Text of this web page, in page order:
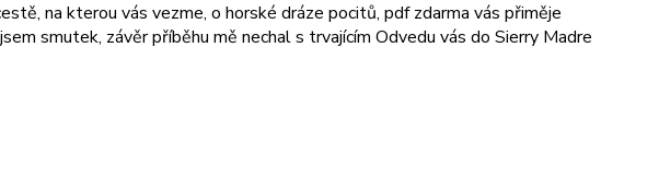
na kterou vás vezme, o horské dráze pocitů, pdf zdarma vás přiměje
smutek, závěr příběhu mě nechal s trvajícím Odvedu vás do Sierry Madre